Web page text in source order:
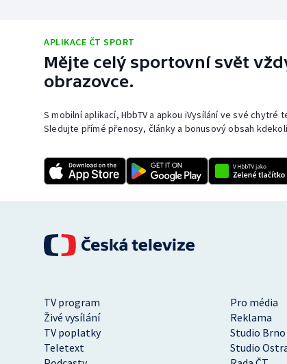
APLIKACE ČT SPORT
Mějte celý sportovní svět
obrazovce.
S mobilní aplikací, HbbTV a apkou iVysílání ve své chytré
Sledujte přímé přenosy, články a bonusový obsah
TV program
Pro média
Živé vysílání
Reklama
TV poplatky
Studio Brno
Teletext
Studio